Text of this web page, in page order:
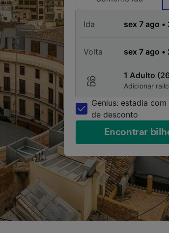
Ida
Volta
1 Adulto
Adicionar
Genius: estadia com
de desconto
Encontrar